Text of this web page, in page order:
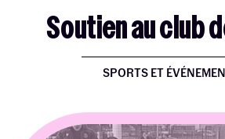
Soutien au club
SPORTS ET